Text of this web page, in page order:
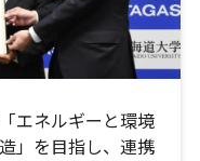
エネルギーと環境
」を目指し、連携